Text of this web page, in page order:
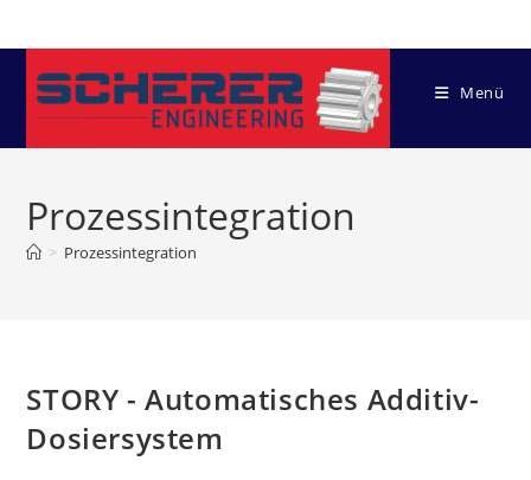
Inhalt
springen
Menü
Prozessintegration
> Prozessintegration
STORY - Automatisches Additiv-
Dosiersystem